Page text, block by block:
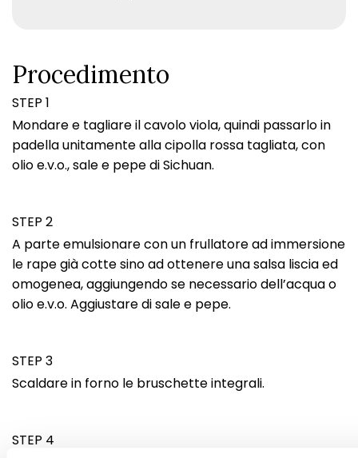
Procedimento
STEP 1
Mondare e tagliare il cavolo viola, quindi passarlo in
padella unitamente alla cipolla rossa tagliata, con
olio e.v.o., sale e pepe di Sichuan.
STEP 2
A parte emulsionare con un frullatore ad immersione
le rape già cotte sino ad ottenere una salsa liscia ed
omogenea, aggiungendo se necessario dell’acqua o
olio e.v.o. Aggiustare di sale e pepe.
STEP 3
Scaldare in forno le bruschette integrali.
STEP 4